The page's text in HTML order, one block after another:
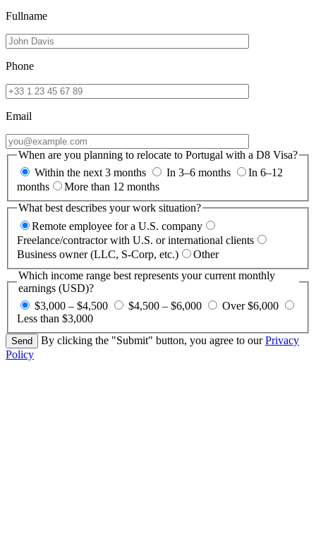
Fullname
Phone
Email
When are you planning to relocate to Portugal with a D8 Visa?
Within the next 3 months
In 3–6 months
In 6–12
months
More than 12 months
What best describes your work situation?
Remote employee for a U.S. company
Freelance/contractor with U.S. or international clients
Business owner (LLC, S-Corp, etc.)
Other
Which income range best represents your current monthly
earnings (USD)?
$3,000 – $4,500
$4,500 – $6,000
Over $6,000
Less than $3,000
By clicking the "Submit" button, you agree to ourPrivacy
Policy